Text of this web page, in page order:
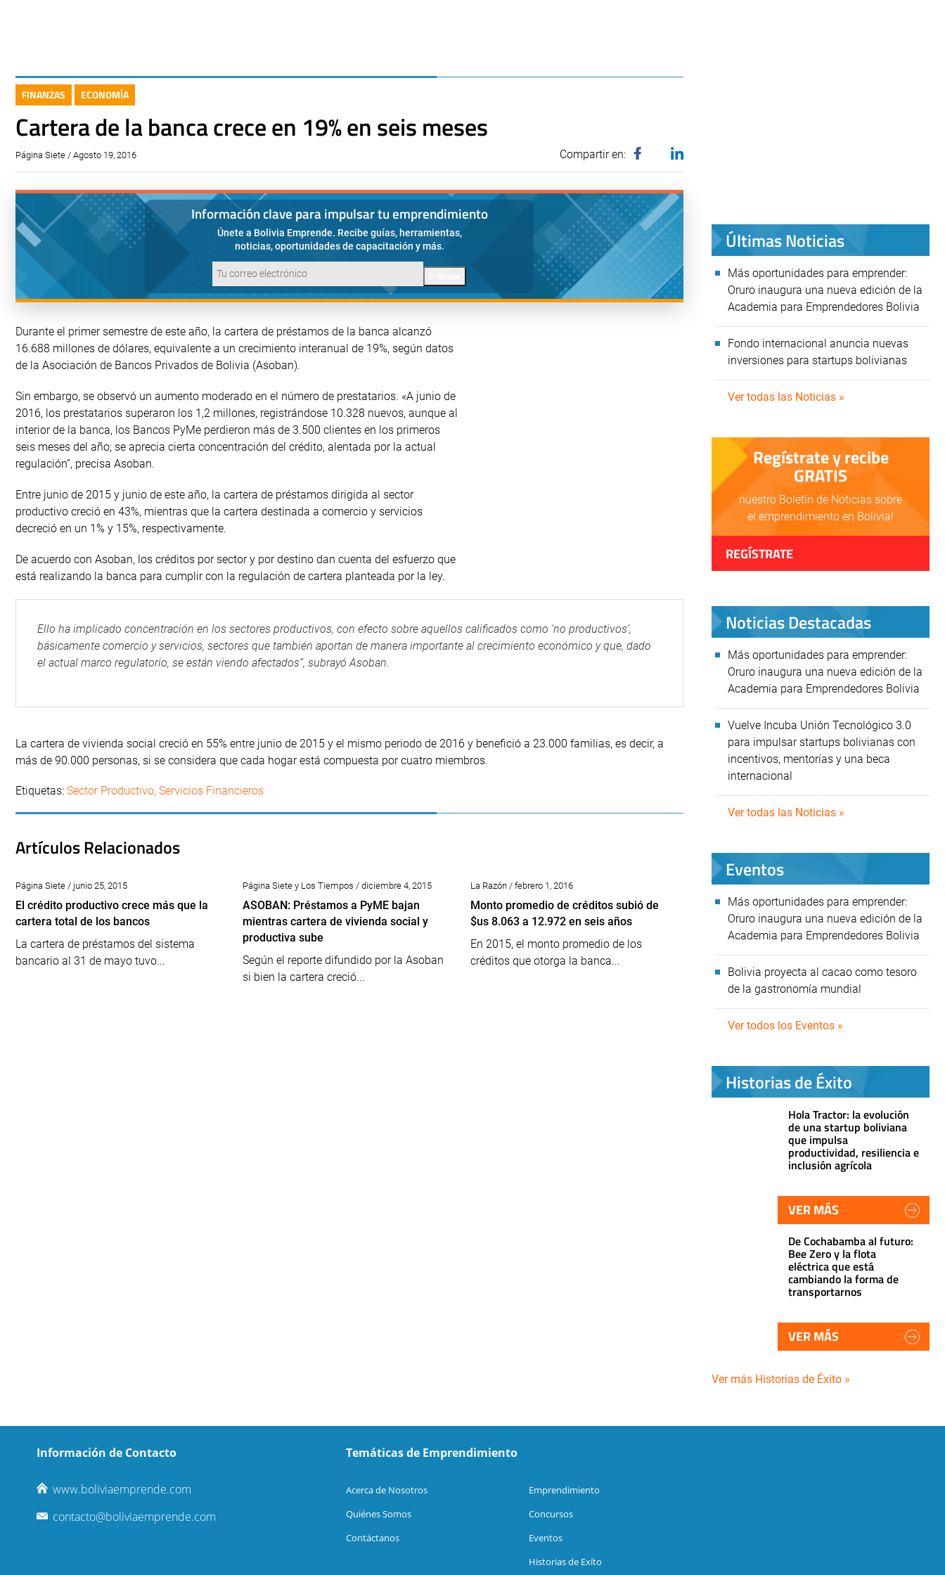
FINANZAS ECONOMÍA
Cartera de la banca crece en 19% en seis meses
Página Siete / Agosto 19, 2016 Compartir en:
Información clave para impulsar tu emprendimiento
Únete a Bolivia Emprende. Recibe guías, herramientas,
noticias, oportunidades de capacitación y más.
Durante el primer semestre de este año, la cartera de préstamos de la banca alcanzó
16.688 millones de dólares, equivalente a un crecimiento interanual de 19%, según datos
de la Asociación de Bancos Privados de Bolivia (Asoban).
Sin embargo, se observó un aumento moderado en el número de prestatarios. «A junio de
2016, los prestatarios superaron los 1,2 millones, registrándose 10.328 nuevos, aunque al
interior de la banca, los Bancos PyMe perdieron más de 3.500 clientes en los primeros
seis meses del año; se aprecia cierta concentración del crédito, alentada por la actual
regulación”, precisa Asoban.
Entre junio de 2015 y junio de este año, la cartera de préstamos dirigida al sector
productivo creció en 43%, mientras que la cartera destinada a comercio y servicios
decreció en un 1% y 15%, respectivamente.
De acuerdo con Asoban, los créditos por sector y por destino dan cuenta del esfuerzo que
está realizando la banca para cumplir con la regulación de cartera planteada por la ley.
Ello ha implicado concentración en los sectores productivos, con efecto sobre aquellos calificados como ‘no productivos’,
básicamente comercio y servicios, sectores que también aportan de manera importante al crecimiento económico y que, dado
el actual marco regulatorio, se están viendo afectados”, subrayó Asoban.
La cartera de vivienda social creció en 55% entre junio de 2015 y el mismo periodo de 2016 y benefició a 23.000 familias, es decir, a
más de 90.000 personas, si se considera que cada hogar está compuesta por cuatro miembros.
Etiquetas: Sector Productivo, Servicios Financieros
Artículos Relacionados
Página Siete / junio 25, 2015
El crédito productivo crece más que la
cartera total de los bancos
La cartera de préstamos del sistema
bancario al 31 de mayo tuvo...
Página Siete y Los Tiempos / diciembre 4, 2015
ASOBAN: Préstamos a PyME bajan
mientras cartera de vivienda social y
productiva sube
Según el reporte difundido por la Asoban
si bien la cartera creció...
La Razón / febrero 1, 2016
Monto promedio de créditos subió de
$us 8.063 a 12.972 en seis años
En 2015, el monto promedio de los
créditos que otorga la banca...
Últimas Noticias
Más oportunidades para emprender:
Oruro inaugura una nueva edición de la
Academia para Emprendedores Bolivia
Fondo internacional anuncia nuevas
inversiones para startups bolivianas
Ver todas las Noticias »
Regístrate y recibe
GRATIS
nuestro Boletín de Noticias sobre
el emprendimiento en Bolivia!
REGÍSTRATE
Noticias Destacadas
Más oportunidades para emprender:
Oruro inaugura una nueva edición de la
Academia para Emprendedores Bolivia
Vuelve Incuba Unión Tecnológico 3.0
para impulsar startups bolivianas con
incentivos, mentorías y una beca
internacional
Ver todas las Noticias »
Eventos
Más oportunidades para emprender:
Oruro inaugura una nueva edición de la
Academia para Emprendedores Bolivia
Bolivia proyecta al cacao como tesoro
de la gastronomía mundial
Ver todos los Eventos »
Historias de Éxito
Hola Tractor: la evolución
de una startup boliviana
que impulsa
productividad, resiliencia e
inclusión agrícola
VER MÁS
De Cochabamba al futuro:
Bee Zero y la flota
eléctrica que está
cambiando la forma de
transportarnos
VER MÁS
Ver más Historias de Éxito »
Información de Contacto
www.boliviaemprende.com
contacto@boliviaemprende.com
Temáticas de Emprendimiento
Acerca de Nosotros
Quiénes Somos
Contáctanos
Emprendimiento
Concursos
Eventos
Historias de Exíto